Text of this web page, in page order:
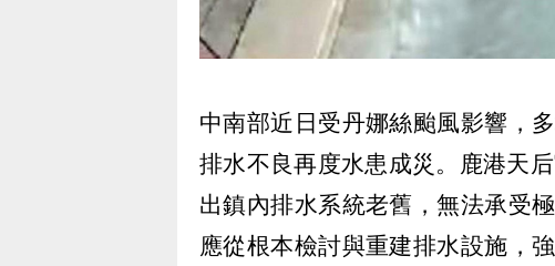
中南部近日受丹娜絲颱風影響，
排水不良再度水患成災。鹿港天
出鎮內排水系統老舊，無法承受
應從根本檢討與重建排水設施，